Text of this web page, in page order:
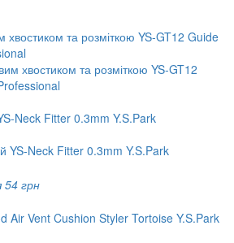
хвостиком та розміткою YS-GT12 Guide
Neck Fitter 0.3mm Y.S.Park
54 грн
Air Vent Cushion Styler Tortoise Y.S.Park